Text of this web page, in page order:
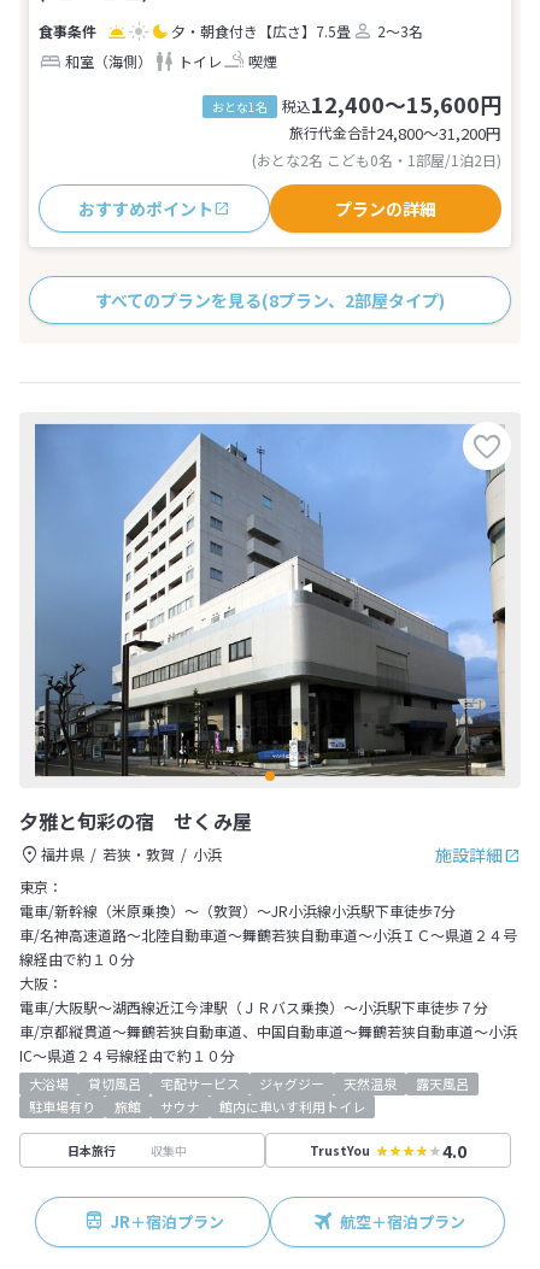
夕・朝食付き 【広さ】7.5畳
2～3名
和室（海側）
トイレ 喫煙
おとな1名 税込12,400～15,600円
旅行代金合計24,800〜31,200円
(おとな2名 こども0名・1部屋/1泊2日)
おすすめポイント プランの詳細
すべてのプランを見る(8プラン、2部屋タイプ)
夕雅と旬彩の宿 せくみ屋
施設詳細
福井県 若狭・敦賀
小浜
東京：
電車/新幹線（米原乗換）～（敦賀）～JR小浜線小浜駅下車徒歩7分
車/名神高速道路～北陸自動車道～舞鶴若狭自動車道～小浜ＩＣ～県道２４号
線経由で約１０分
大阪：
電車/大阪駅～湖西線近江今津駅（ＪＲバス乗換）～小浜駅下車徒歩７分
車/京都縦貫道～舞鶴若狭自動車道、中国自動車道～舞鶴若狭自動車道～小浜
IC～県道２４号線経由で約１０分
大浴場 貸切風呂 宅配サービス ジャグジー 天然温泉
露天風呂
駐車場有り
旅館 サウナ 館内に車いす利用トイレ
日本旅行 収集中 TrustYou 4.0
JR＋宿泊プラン 航空＋宿泊プラン